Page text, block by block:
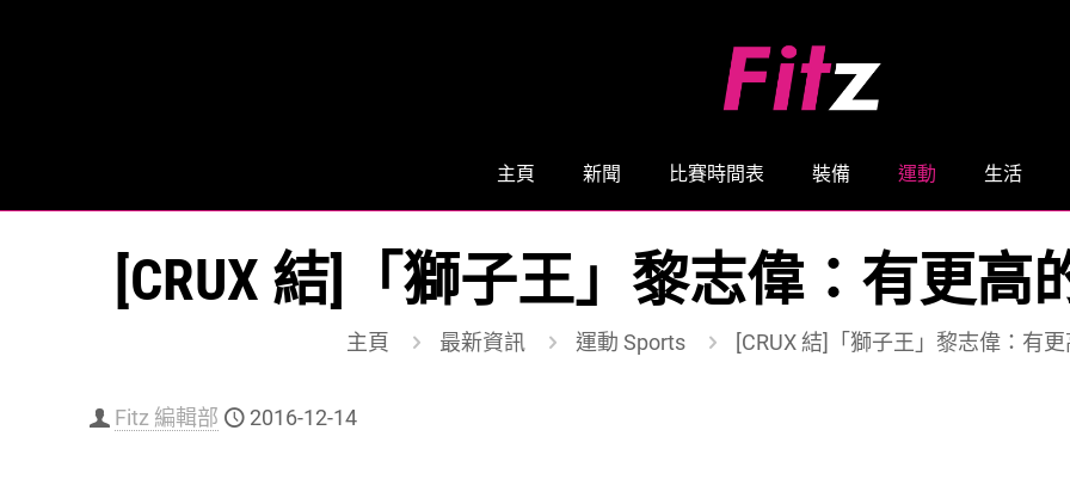
主頁 新聞 比賽時間表 裝備 運動 生活
[CRUX 結]「獅子王」黎志偉：有更
主頁 最新資訊 運動 Sports [CRUX 結]「獅子王」黎志偉：有
Fitz 編輯部 2016-12-14